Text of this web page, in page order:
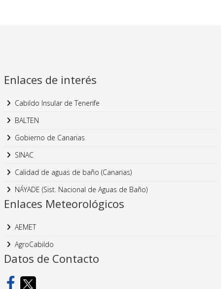
Enlaces de interés
Cabildo Insular de Tenerife
BALTEN
Gobierno de Canarias
SINAC
Calidad de aguas de baño (Canarias)
NÁYADE (Sist. Nacional de Aguas de Baño)
Enlaces Meteorológicos
AEMET
AgroCabildo
Datos de Contacto